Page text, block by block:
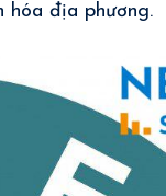
hóa địa phương.